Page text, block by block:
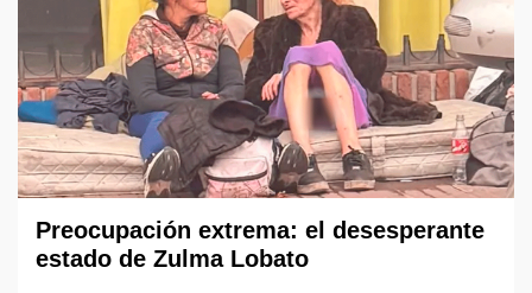
Preocupación extrema: el desesperante
estado de Zulma Lobato